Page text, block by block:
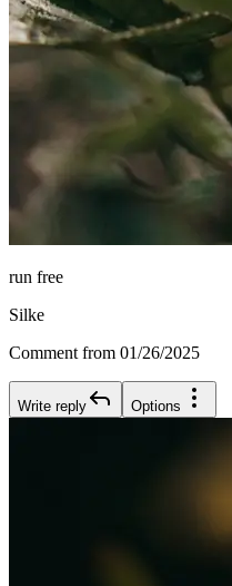
run free
Silke
Comment from 01/26/2025
Write reply Options